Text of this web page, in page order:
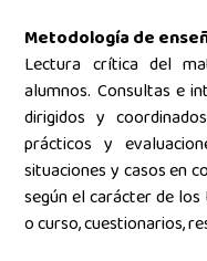
Metodología de
Lectura crítica del
alumnos. Consultas e
dirigidos y
prácticos y
situaciones y casos en
según el carácter de
o curso, cuestionarios,